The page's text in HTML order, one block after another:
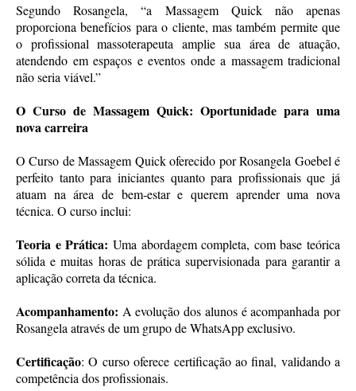
Segundo Rosangela, “a Massagem Quick não apenas
proporciona benefícios para o cliente, mas também permite que
o profissional massoterapeuta amplie sua área de atuação,
atendendo em espaços e eventos onde a massagem tradicional
não seria viável.”
O Curso de Massagem Quick: Oportunidade para uma
nova carreira
O Curso de Massagem Quick oferecido por Rosangela Goebel é
perfeito tanto para iniciantes quanto para profissionais que já
atuam na área de bem-estar e querem aprender uma nova
técnica. O curso inclui:
Teoria e Prática: Uma abordagem completa, com base teórica
sólida e muitas horas de prática supervisionada para garantir a
aplicação correta da técnica.
Acompanhamento: A evolução dos alunos é acompanhada por
Rosangela através de um grupo de WhatsApp exclusivo.
Certificação: O curso oferece certificação ao final, validando a
competência dos profissionais.